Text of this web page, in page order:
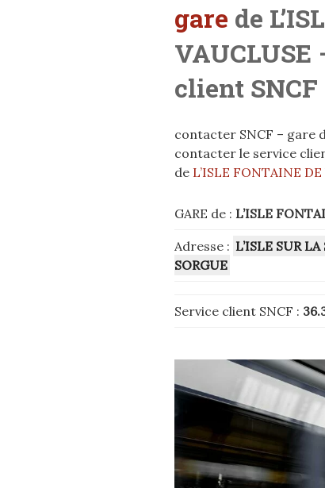
gare de
VAUCLUSE
client
contacter SNCF – gare
contacter le service
de L’ISLE FONTAINE
GARE de : L’ISLE
Adresse : L’ISLE SUR
SORGUE
Service client SNCF :